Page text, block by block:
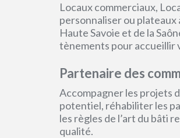
Locaux commerciaux,
personnaliser ou plateaux
Haute Savoie et de la
tènements pour accueillir
Partenaire des
Accompagner les projets
potentiel, réhabiliter les
les règles de l’art du bâti
qualité.